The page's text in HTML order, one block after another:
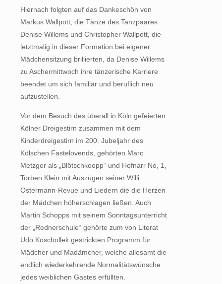
Hiernach folgten auf das Dankeschön von
Markus Wallpott, die Tänze des Tanzpaares
Denise Willems und Christopher Wallpott, die
letztmalig in dieser Formation bei eigener
Mädchensitzung brillierten, da Denise Willems
zu Aschermittwoch ihre tänzerische Karriere
beendet um sich familiär und beruflich neu
aufzustellen.
Vor dem Besuch des überall in Köln gefeierten
Kölner Dreigestirn zusammen mit dem
Kinderdreigestirn im 200. Jubeljahr des
Kölschen Fastelovends, gehörten Marc
Metzger als „Blötschkoopp“ und Hofnarr No, 1,
Torben Klein mit Auszügen seiner Willi
Ostermann-Revue und Liedern die die Herzen
der Mädchen höherschlagen ließen. Auch
Martin Schopps mit seinem Sonntagsunterricht
der „Rednerschule“ gehörte zum von Literat
Udo Koschollek gestrickten Programm für
Mädcher und Madämcher, welche allesamt die
endlich wiederkehrende Normalitätswünsche
jedes weiblichen Gastes erfüllten.